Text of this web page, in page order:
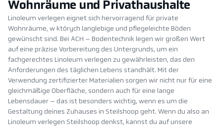
Wohnräume und Privathaushalte
Linoleum verlegen eignet sich hervorragend für private
Wohnräume, w których langlebige und pflegeleichte Böden
gewünscht sind. Bei ACH – Bodentechnik legen wir großen Wert
auf eine präzise Vorbereitung des Untergrunds, um ein
fachgerechtes Linoleum verlegen zu gewährleisten, das den
Anforderungen des täglichen Lebens standhält. Mit der
Verwendung zertifizierter Materialien sorgen wir nicht nur für eine
gleichmäßige Oberfläche, sondern auch für eine lange
Lebensdauer – das ist besonders wichtig, wenn es um die
Gestaltung deines Zuhauses in Steilshoop geht. Wenn du also an
Linoleum verlegen Steilshoop denkst, kannst du auf unsere